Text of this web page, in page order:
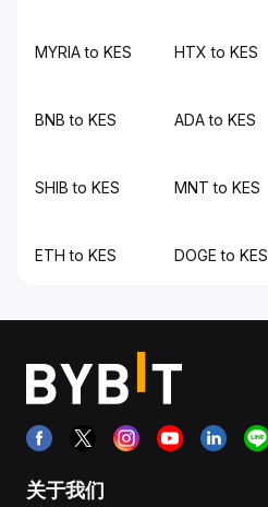
MYRIA to KES HTX to KES
BNB to KES ADA to KES
SHIB to KES MNT to KES
ETH to KES DOGE to KES
关于我们